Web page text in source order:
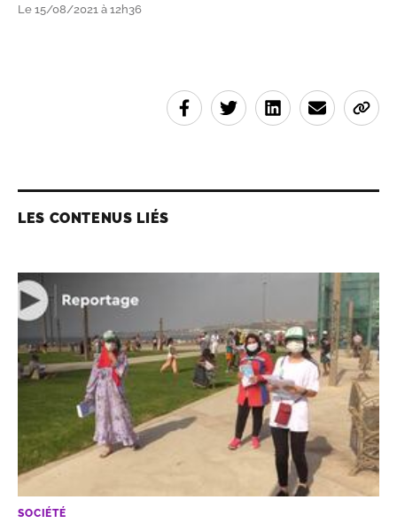
Le 15/08/2021 à 12h36
LES CONTENUS LIÉS
SOCIÉTÉ